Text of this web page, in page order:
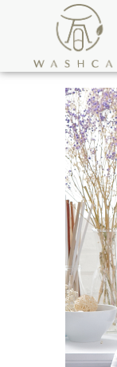
飯店民宿抱枕哪裡